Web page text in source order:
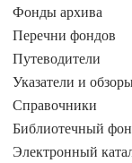
Фонды архива
Перечни фондов
Путеводители
Указатели и
Справочники
Библиотечный
Электронный